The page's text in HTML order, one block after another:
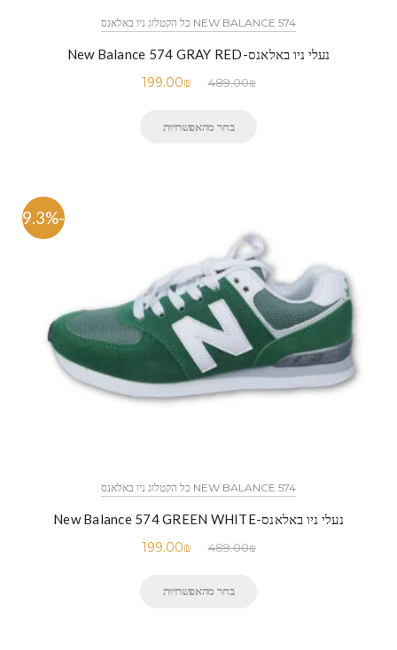
NEW BALANCE 574 כל הקטלוג ניו באלאנס
נעלי ניו באלאנס-New Balance 574 GRAY RED
489.00₪
199.00₪
בחר מהאפשרויות
-59.3%
NEW BALANCE 574 כל הקטלוג ניו באלאנס
נעלי ניו באלאנס-New Balance 574 GREEN WHITE
489.00₪
199.00₪
בחר מהאפשרויות